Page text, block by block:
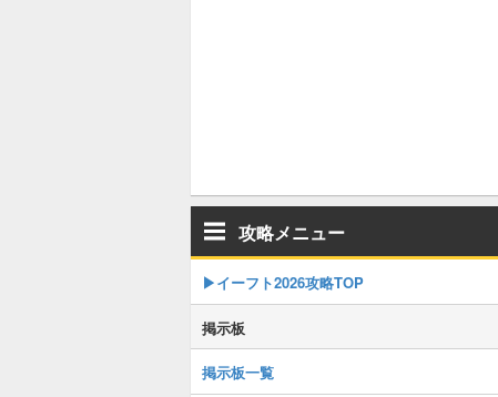
攻略メニュー
▶イーフト2026攻略TOP
掲示板
掲示板一覧